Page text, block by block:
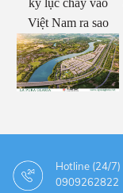
Hotline (24/7)
0909262822